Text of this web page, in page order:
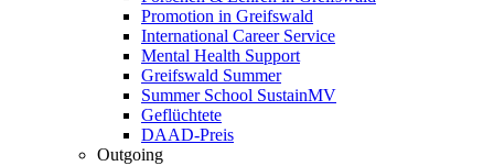
Promotion in Greifswald
International Career Service
Mental Health Support
Greifswald Summer
Summer School SustainMV
Geflüchtete
DAAD-Preis
Outgoing